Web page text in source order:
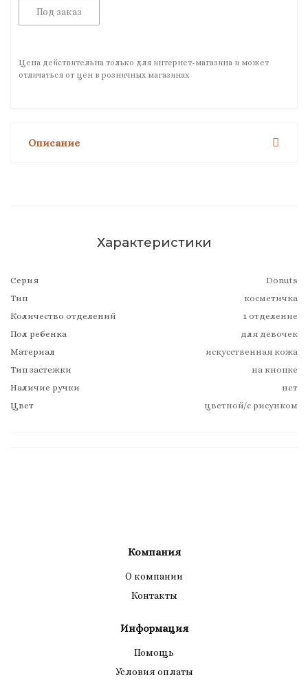
Под заказ
Цена действительна только для интернет-магазина и может
отличаться от цен в розничных магазинах
Описание
Характеристики
Серия
Donuts
Тип
косметичка
Количество отделений
1 отделение
Пол ребенка
для девочек
Материал
искусственная кожа
Тип застежки
на кнопке
Наличие ручки
нет
Цвет
цветной/с рисунком
Компания
О компании
Контакты
Информация
Помощь
Условия оплаты